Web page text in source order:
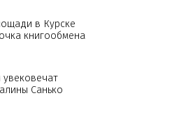
в Курске
книгообмена
увековечат
Санько